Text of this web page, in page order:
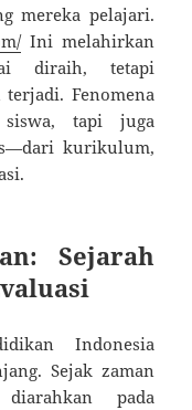
mereka pelajari.
Ini melahirkan
diraih, tetapi
Fenomena
tapi juga
kurikulum,
Sejarah
Indonesia
Sejak zaman
pada